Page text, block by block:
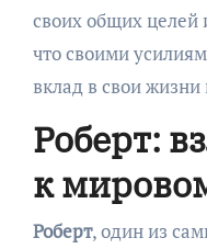
своих общих целей
что своими
вклад в свои
Роберт:
к
Роберт, один из